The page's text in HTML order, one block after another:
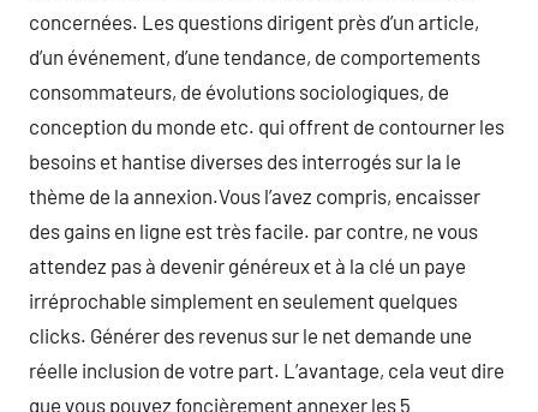
concernées. Les questions dirigent près d’un article,
d’un événement, d’une tendance, de comportements
consommateurs, de évolutions sociologiques, de
conception du monde etc. qui offrent de contourner les
besoins et hantise diverses des interrogés sur la le
thème de la annexion.Vous l’avez compris, encaisser
des gains en ligne est très facile. par contre, ne vous
attendez pas à devenir généreux et à la clé un paye
irréprochable simplement en seulement quelques
clicks. Générer des revenus sur le net demande une
réelle inclusion de votre part. L’avantage, cela veut dire
que vous pouvez foncièrement annexer les 5